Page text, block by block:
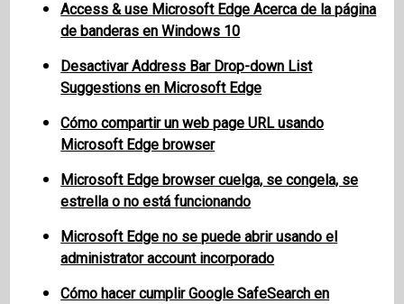
Access & use Microsoft Edge Acerca de la página
de banderas en Windows 10
Desactivar Address Bar Drop-down List
Suggestions en Microsoft Edge
Cómo compartir un web page URL usando
Microsoft Edge browser
Microsoft Edge browser cuelga, se congela, se
estrella o no está funcionando
Microsoft Edge no se puede abrir usando el
administrator account incorporado
Cómo hacer cumplir Google SafeSearch en